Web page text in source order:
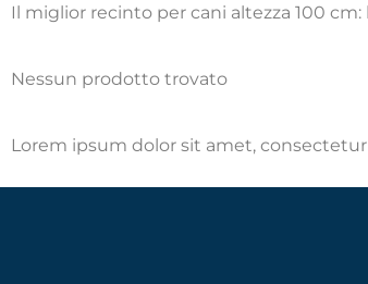
Il miglior recinto per cani altezza 100 cm:
Nessun prodotto trovato
Lorem ipsum dolor sit amet,